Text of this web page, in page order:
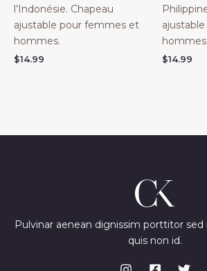
l’Indonésie. Chapeau
ajustable pour femmes et
hommes.
$14.99
hommes.
$14.99
Pulvinar aenean dignissim porttitor sed
quis non id.